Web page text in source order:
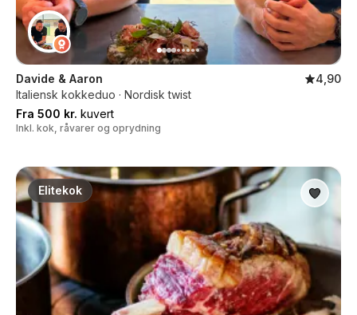
Davide & Aaron
4,90
Italiensk kokkeduo · Nordisk twist
Fra 500 kr. kuvert
Inkl. kok, råvarer og oprydning
Elitekok